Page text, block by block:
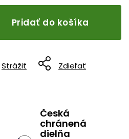
Pridať do košíka
Strážiť Zdieľať
Česká
chránená
dielňa